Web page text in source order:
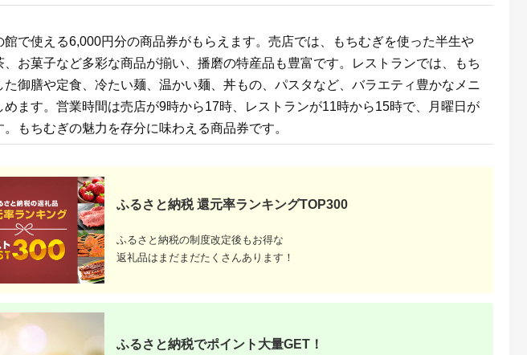
テル松川館 ご宿泊券
【1044937】
F（50,000円分）【
和風おかず おつまみ
お土産 父の日 贈答品
揚げ物 母の日 ギフト
おかず 有名地元店 こ
ティ (利用券 1名様分)
ーポン90,000円分
枚） | 信州健康ラン
ン 施設 宿泊 家族連
と
は
ッ
ふるさと納税、年収いくら
で30万円寄付できる？おす
すめ返礼品も紹介
館で使える6,000円分の商品券がもらえます。売店では、もちむぎを使った半生や
、お菓子など多彩な商品が揃い、播磨の特産品も豊富です。レストランでは、もち
た御膳や定食、冷たい麺、温かい麺、丼もの、パスタなど、バラエティ豊かなメニ
めます。営業時間は売店が9時から17時、レストランが11時から15時で、月曜日が
。もちむぎの魅力を存分に味わえる商品券です。
ふるさと納税 還元率ランキングTOP300
ふるさと納税の制度改定後もお得な
返礼品はまだまだたくさんあります！
ふるさと納税でポイント大量GET！